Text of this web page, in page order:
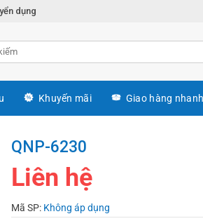
dụng
Khuyến mãi Giao hàng
QNP-6230
Liên hệ
Mã SP: Không áp dụng